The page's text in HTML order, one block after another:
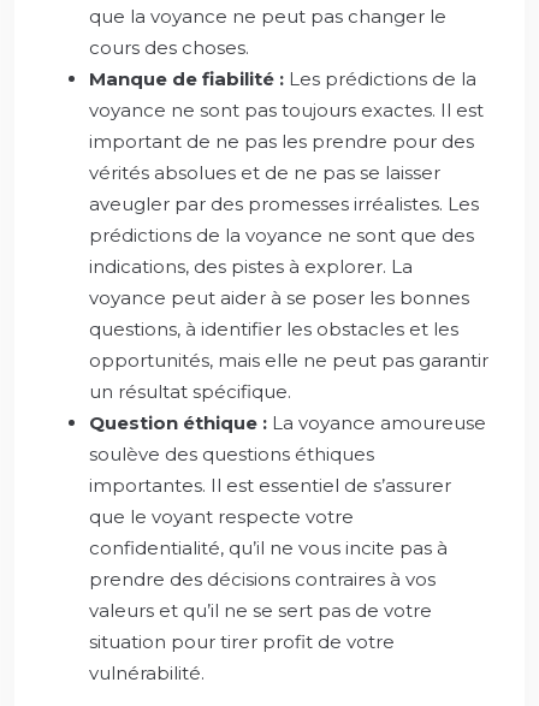
que la voyance ne peut pas changer le
cours des choses.
Manque de fiabilité : Les prédictions de la
voyance ne sont pas toujours exactes. Il est
important de ne pas les prendre pour des
vérités absolues et de ne pas se laisser
aveugler par des promesses irréalistes. Les
prédictions de la voyance ne sont que des
indications, des pistes à explorer. La
voyance peut aider à se poser les bonnes
questions, à identifier les obstacles et les
opportunités, mais elle ne peut pas garantir
un résultat spécifique.
Question éthique : La voyance amoureuse
soulève des questions éthiques
importantes. Il est essentiel de s’assurer
que le voyant respecte votre
confidentialité, qu’il ne vous incite pas à
prendre des décisions contraires à vos
valeurs et qu’il ne se sert pas de votre
situation pour tirer profit de votre
vulnérabilité.